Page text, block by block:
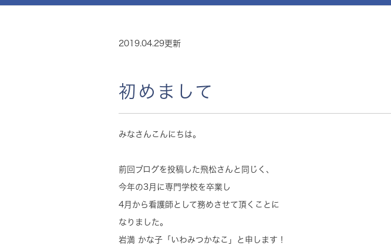
2019.04.29更新
初めまして
みなさんこんにちは。
前回ブログを投稿した飛松さんと同じく、
今年の3月に専門学校を卒業し
4月から看護師として務めさせて頂くことに
なりました。
岩満 かな子「いわみつかなこ」と申します！